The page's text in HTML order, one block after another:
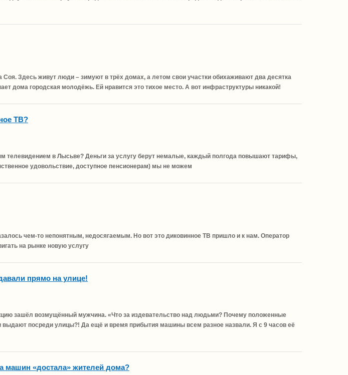
Здесь живут люди – зимуют в трёх домах, а летом свои участки обихаживают два десятка
дома городская молодёжь. Ей нравится это тихое место. А вот инфраструктуры никакой!
ТВ?
телевидением в Лысьве? Деньги за услугу берут немалые, каждый полгода повышают тарифы,
удовольствие, доступное пенсионерам) мы не можем
чем-то непонятным, недосягаемым. Но вот это диковинное ТВ пришло и к нам. Оператор
на рынке новую услугу
прямо на улице!
зашёл возмущённый мужчина. «Что за издевательство над людьми? Почему положенные
выдают посреди улицы?! Да ещё и время прибытия машины всем разное назвали. Я с 9 часов её
машин «достала» жителей дома?